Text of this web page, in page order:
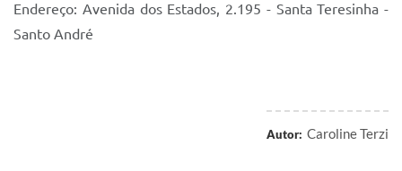
Endereço: Avenida dos Estados, 2.195 - Santa Teresinha -
Santo André
Autor: Caroline Terzi